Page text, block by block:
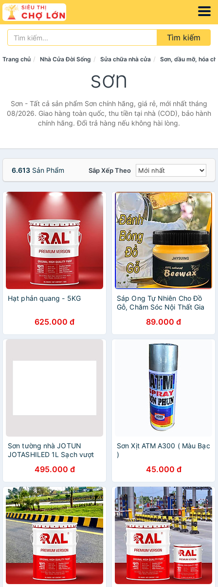
Tìm kiếm
Trang chủ Nhà Cửa Đời Sống Sửa chữa nhà cửa Sơn, dầu mỡ, hóa
sơn
Sơn - Tất cả sản phẩm Sơn chính hãng, giá rẻ, mới nhất tháng
08/2026. Giao hàng toàn quốc, thu tiền tại nhà (COD), bảo hành
chính hãng. Đổi trả hàng nếu không hài lòng.
6.613 Sản Phẩm Sắp Xếp Theo
Hạt phản quang - 5KG
625.000 đ
Sáp Ong Tự Nhiên Cho Đồ
Gỗ, Chăm Sóc Nội Thất Gia
89.000 đ
Sơn tường nhà JOTUN
JOTASHILED 1L Sạch vượt
ngoại thất)495.000 đ
Sơn Xịt ATM A300 ( Màu Bạc
)
45.000 đ